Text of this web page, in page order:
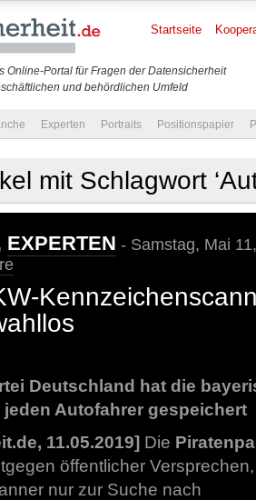
Online-Portal für Fragen der Datensicherheit
und behördlichen Umfeld
Startseite
Experten Portraits Positionspapier
mit Schlagwort
EXPERTEN - Samstag, Mai
Deutschland hat die
jeden Autofahrer gespeichert
11.05.2019] Die
öffentlicher
nur zur Suche nach